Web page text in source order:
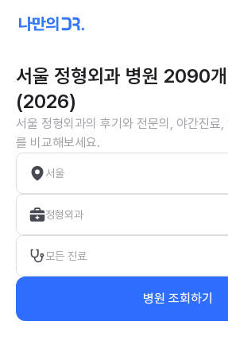
서울 정형외과 병원 2090
(2026)
서울 정형외과의 후기와 전문의, 야간진료
를 비교해보세요.
서울
정형외과
모든 진료
병원 조회하기